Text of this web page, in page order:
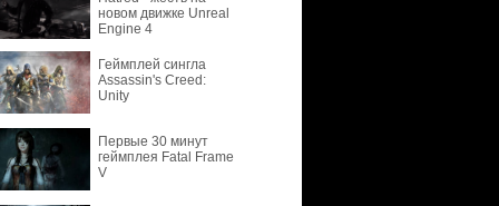
новом движке Unreal
Engine 4
Геймплей сингла
Assassin's Creed:
Unity
Первые 30 минут
геймплея Fatal Frame
V